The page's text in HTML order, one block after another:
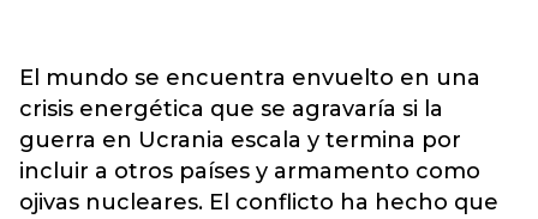
El mundo se encuentra envuelto en una
crisis energética que se agravaría si la
guerra en Ucrania escala y termina por
incluir a otros países y armamento como
ojivas nucleares. El conflicto ha hecho que